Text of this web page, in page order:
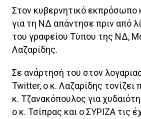
Στον κυβερνητικό εκπρόσωπο
για τη ΝΔ απάντησε πριν από
του γραφείου Τύπου της ΝΔ,
Λαζαρίδης.
Σε ανάρτησή του στον
Twitter, ο κ. Λαζαρίδης τονίζει
κ. Τζανακόπουλος για
ο κ. Τσίπρας και ο ΣΥΡΙΖΑ τις